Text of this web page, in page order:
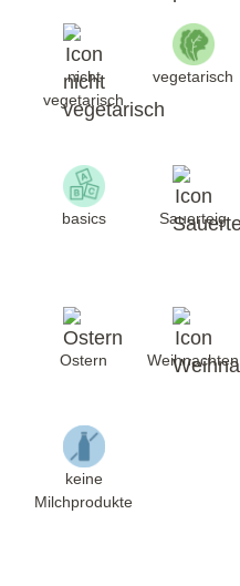
nicht
vegetarisch
vegetarisch
basics Sauerteig
Ostern Weihnachten
keine
Milchprodukte